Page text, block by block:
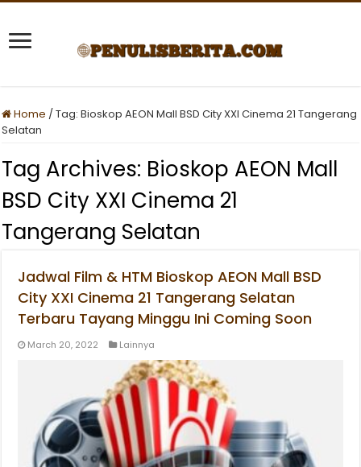
Home /Tag:Bioskop AEON Mall BSD City XXI Cinema 21 Tangerang
Selatan
Tag Archives: Bioskop AEON Mall
BSD City XXI Cinema 21
Tangerang Selatan
Jadwal Film & HTM Bioskop AEON Mall BSD
City XXI Cinema 21 Tangerang Selatan
Terbaru Tayang Minggu Ini Coming Soon
March 20, 2022 Lainnya